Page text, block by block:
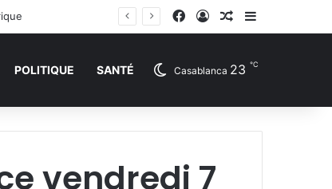
Facebook
Connexion
Article Aléatoire
Sidebar
POLITIQUE SANTÉ Casablanca 23 ℃
vendredi 7